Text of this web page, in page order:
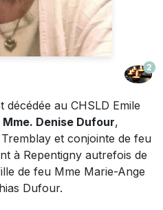
2
décédée au CHSLD Emile
Mme. Denise Dufour,
et conjointe de feu
à Repentigny autrefois de
de feu Mme Marie-Ange
Dufour.